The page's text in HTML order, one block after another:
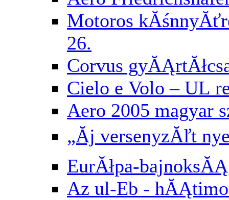
Motoros
26.
Corvus
Cielo e Volo – UL
Aero 2005 magyar
„Ăj versenyzĂľt
EurĂłpa-
Az ul-Eb -